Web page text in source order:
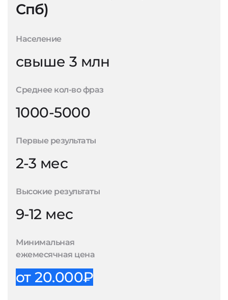
Спб)
Население
свыше 3 млн
Среднее кол-во фраз
1000-5000
Первые результаты
2-3 мес
Высокие результаты
9-12 мес
Минимальная
ежемесячная цена
от 20.000₽